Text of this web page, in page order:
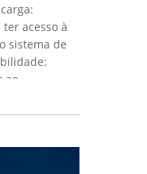
acesso à
sistema de
ao